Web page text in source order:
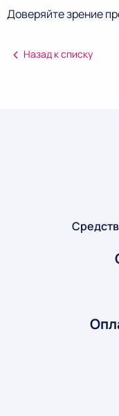
Доверяйте зрение
Назад к списку